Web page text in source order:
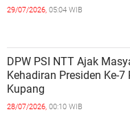
29/07/2026, 05:04 WIB
DPW PSI NTT Ajak
Kehadiran Presiden Ke-
Kupang
28/07/2026, 00:10 WIB